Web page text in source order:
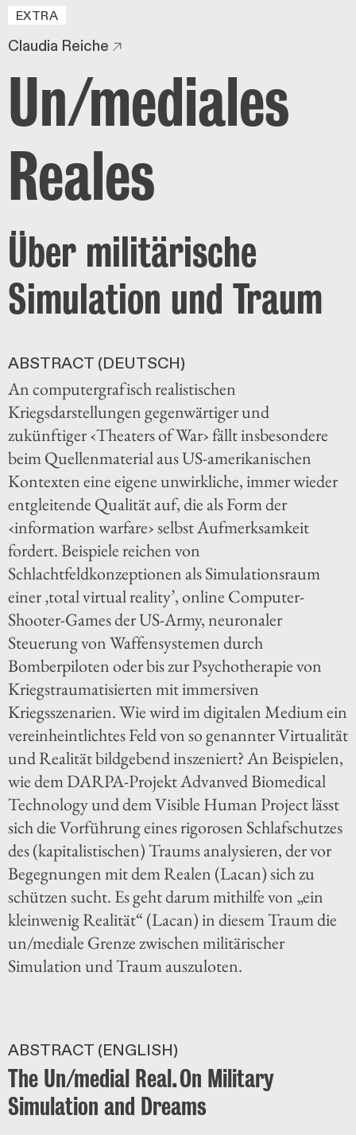
EXTRA
Claudia Reiche
Un/mediales
Reales
Über militärische
Simulation und Traum
ABSTRACT (DEUTSCH)
An computergrafisch realistischen
Kriegsdarstellungen gegenwärtiger und
zukünftiger ‹Theaters of War› fällt insbesondere
beim Quellenmaterial aus US-amerikanischen
Kontexten eine eigene unwirkliche, immer wieder
entgleitende Qualität auf, die als Form der
‹information warfare› selbst Aufmerksamkeit
fordert. Beispiele reichen von
Schlachtfeldkonzeptionen als Simulationsraum
einer ‚total virtual reality’, online Computer-
Shooter-Games der US-Army, neuronaler
Steuerung von Waffensystemen durch
Bomberpiloten oder bis zur Psychotherapie von
Kriegstraumatisierten mit immersiven
Kriegsszenarien. Wie wird im digitalen Medium ein
vereinheintlichtes Feld von so genannter Virtualität
und Realität bildgebend inszeniert? An Beispielen,
wie dem DARPA-Projekt Advanved Biomedical
Technology und dem Visible Human Project lässt
sich die Vorführung eines rigorosen Schlafschutzes
des (kapitalistischen) Traums analysieren, der vor
Begegnungen mit dem Realen (Lacan) sich zu
schützen sucht. Es geht darum mithilfe von „ein
kleinwenig Realität“ (Lacan) in diesem Traum die
un/mediale Grenze zwischen militärischer
Simulation und Traum auszuloten.
ABSTRACT (ENGLISH)
The Un/medial Real. On Military
Simulation and Dreams